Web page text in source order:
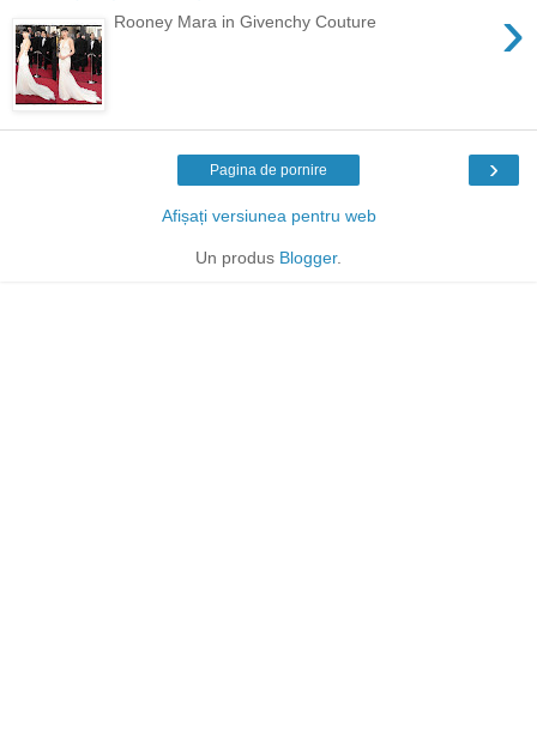
›
Rooney Mara in Givenchy Couture
›
Pagina de pornire
Afișați versiunea pentru web
Un produs Blogger.